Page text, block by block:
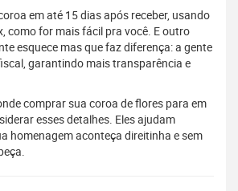
em até 15 dias após receber, usando
como for mais fácil pra você. E outro
esquece mas que faz diferença: a gente
garantindo mais transparência e
comprar sua coroa de flores para em
esses detalhes. Eles ajudam
homenagem aconteça direitinha e sem